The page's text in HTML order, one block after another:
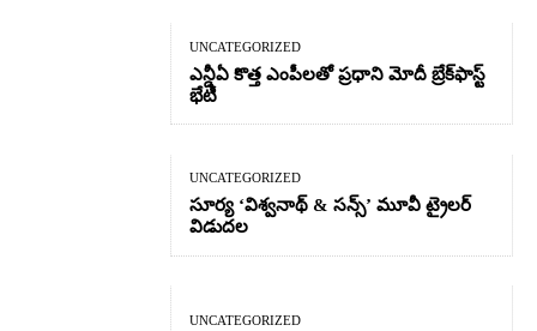
UNCATEGORIZED
ఎన్డీఏ కొత్త ఎంపీలతో ప్రధాని మోదీ బ్రేక్‌ఫాస్ట్
భేటీ
UNCATEGORIZED
సూర్య ‘విశ్వనాథ్ & సన్స్’ మూవీ ట్రైలర్
విడుదల
UNCATEGORIZED